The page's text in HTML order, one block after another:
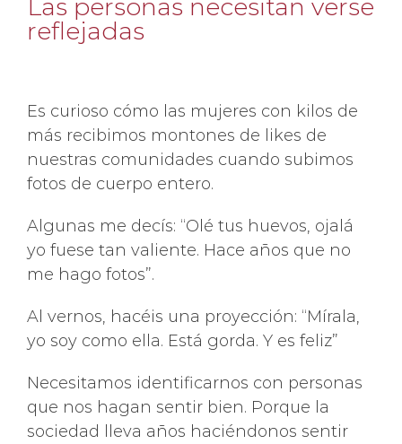
Las personas necesitan verse
reflejadas
Es curioso cómo las mujeres con kilos de
más recibimos montones de likes de
nuestras comunidades cuando subimos
fotos de cuerpo entero.
Algunas me decís: “Olé tus huevos, ojalá
yo fuese tan valiente. Hace años que no
me hago fotos”.
Al vernos, hacéis una proyección: “Mírala,
yo soy como ella. Está gorda. Y es feliz”
Necesitamos identificarnos con personas
que nos hagan sentir bien. Porque la
sociedad lleva años haciéndonos sentir